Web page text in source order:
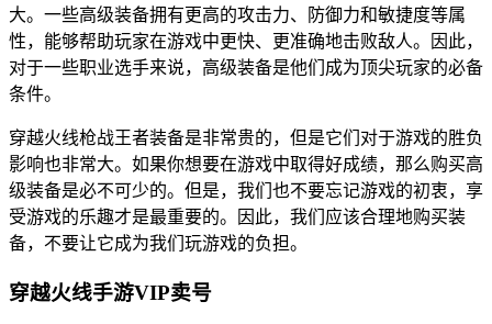
大。一些高级装备拥有更高的攻击力、防御力和敏捷度等属
性，能够帮助玩家在游戏中更快、更准确地击败敌人。因此，
对于一些职业选手来说，高级装备是他们成为顶尖玩家的必备
条件。
穿越火线枪战王者装备是非常贵的，但是它们对于游戏的胜负
影响也非常大。如果你想要在游戏中取得好成绩，那么购买高
级装备是必不可少的。但是，我们也不要忘记游戏的初衷，享
受游戏的乐趣才是最重要的。因此，我们应该合理地购买装
备，不要让它成为我们玩游戏的负担。
穿越火线手游VIP卖号